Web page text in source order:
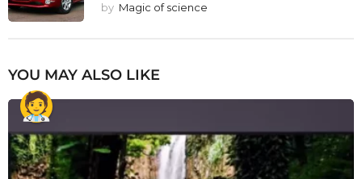
by Magic of science
YOU MAY ALSO LIKE